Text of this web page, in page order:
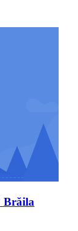
Brăila